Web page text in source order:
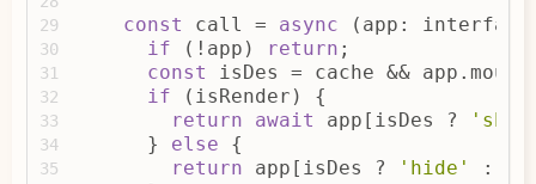
29
30
31
32
33
34
35
const call = async (app:
if (!app) return ;
const isDes = cache &&
if (isRender) {
return
await app[isDes ?
      }
else {
return app[isDes ? 'hide' :